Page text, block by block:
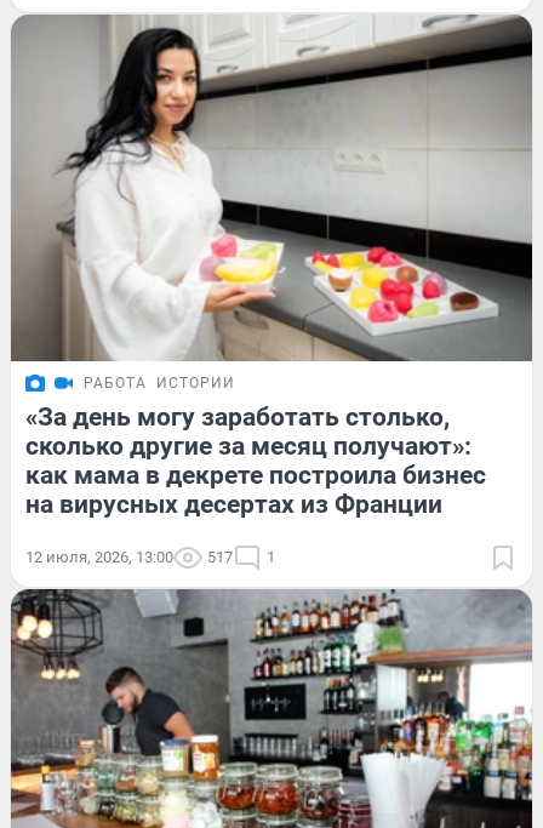
РАБОТА ИСТОРИИ
«За день могу заработать столько,
сколько другие за месяц получают»:
как мама в декрете построила бизнес
на вирусных десертах из Франции
12 июля, 2026, 13:00 517 1